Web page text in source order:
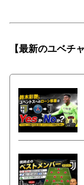
【最新のユベチャ